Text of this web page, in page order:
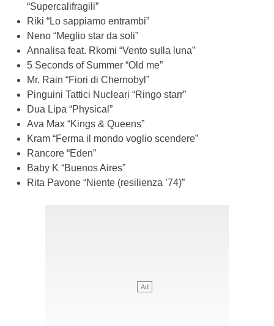
“Supercalifragili”
Riki “Lo sappiamo entrambi”
Neno “Meglio star da soli”
Annalisa feat. Rkomi “Vento sulla luna”
5 Seconds of Summer “Old me”
Mr. Rain “Fiori di Chernobyl”
Pinguini Tattici Nucleari “Ringo starr”
Dua Lipa “Physical”
Ava Max “Kings & Queens”
Kram “Ferma il mondo voglio scendere”
Rancore “Eden”
Baby K “Buenos Aires”
Rita Pavone “Niente (resilienza ’74)”